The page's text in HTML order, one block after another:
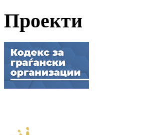
Проекти